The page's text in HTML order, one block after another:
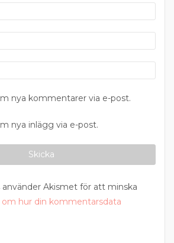
nya kommentarer via e-post.
nya inlägg via e-post.
Akismet för att minska
om hur din kommentarsdata